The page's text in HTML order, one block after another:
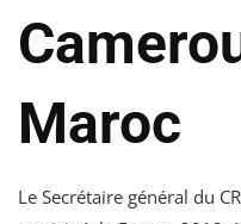
Maroc
Le Secrétaire général du